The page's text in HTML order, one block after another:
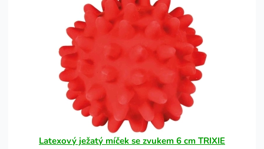
Latexový ježatý míček se zvukem 6 cm TRIXIE